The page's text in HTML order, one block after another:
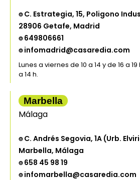
⌾ C. Estrategia, 15, Poligono
28906 Getafe, Madrid
⌾ 649806661
⌾ infomadrid@casaredia.com
Lunes a viernes de 10 a 14 y de 16 a
a 14 h.
Marbella
Málaga
⌾ C. Andrés Segovia, 1A (Urb.
Marbella, Málaga
⌾ 658 45 98 19
⌾ infomarbella@casaredia.com